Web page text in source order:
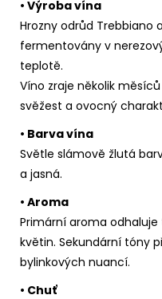
• Výroba vína
Hrozny odrůd Trebbiano
fermentovány v
teplotě.
Víno zraje několik
svěžest a ovocný
• Barva vína
Světle slámově žlutá
a jasná.
• Aroma
Primární aroma
květin. Sekundární tóny
bylinkových nuancí.
• Chuť